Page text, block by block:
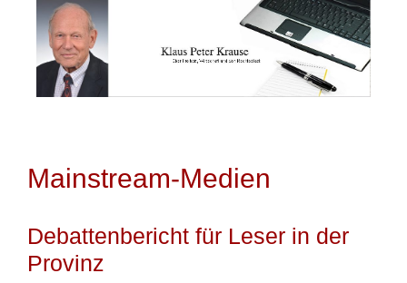
Mainstream-Medien
Debattenbericht für Leser in der
Provinz